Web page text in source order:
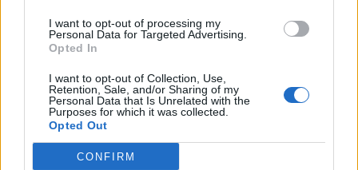
I want to opt-out of processing my
Personal Data for Targeted Advertising.
Opted In
I want to opt-out of Collection, Use,
Retention, Sale, and/or Sharing of my
Personal Data that Is Unrelated with the
Purposes for which it was collected.
Opted Out
CONFIRM